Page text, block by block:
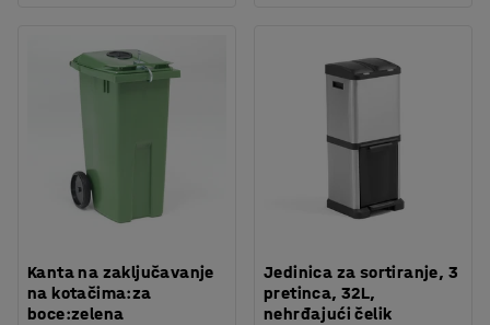
Kanta na zaključavanje
na kotačima:za
boce:zelena
Jedinica za sortiranje, 3
pretinca, 32L,
nehrđajući čelik